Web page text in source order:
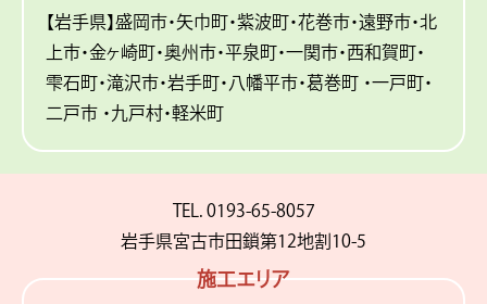
【岩手県】盛岡市・矢巾町・紫波町・花巻市・遠野市・北
上市・金ヶ崎町・奥州市・平泉町・一関市・西和賀町・
雫石町・滝沢市・岩手町・八幡平市・葛巻町 ・一戸町・
二戸市 ・九戸村・軽米町
TEL. 0193-65-8057
岩手県宮古市田鎖第12地割10-5
施工エリア